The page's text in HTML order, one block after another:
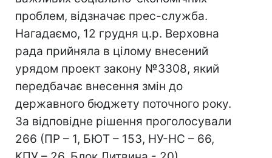
проблем, відзначає прес-служба.
Нагадаємо, 12 грудня ц.р. Верховна
рада прийняла в цілому внесений
урядом проект закону №3308, який
передбачає внесення змін до
державного бюджету поточного року.
За відповідне рішення проголосували
266 (ПР – 1, БЮТ – 153, НУ-НС – 66,